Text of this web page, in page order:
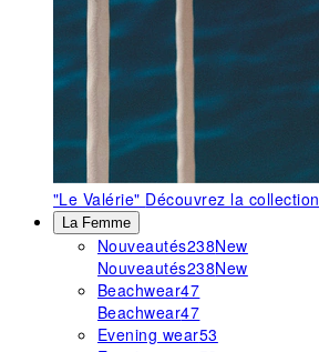
"Le Valérie" Découvrez la collection
La Femme
Nouveautés238New
Nouveautés238New
Beachwear47
Beachwear47
Evening wear53